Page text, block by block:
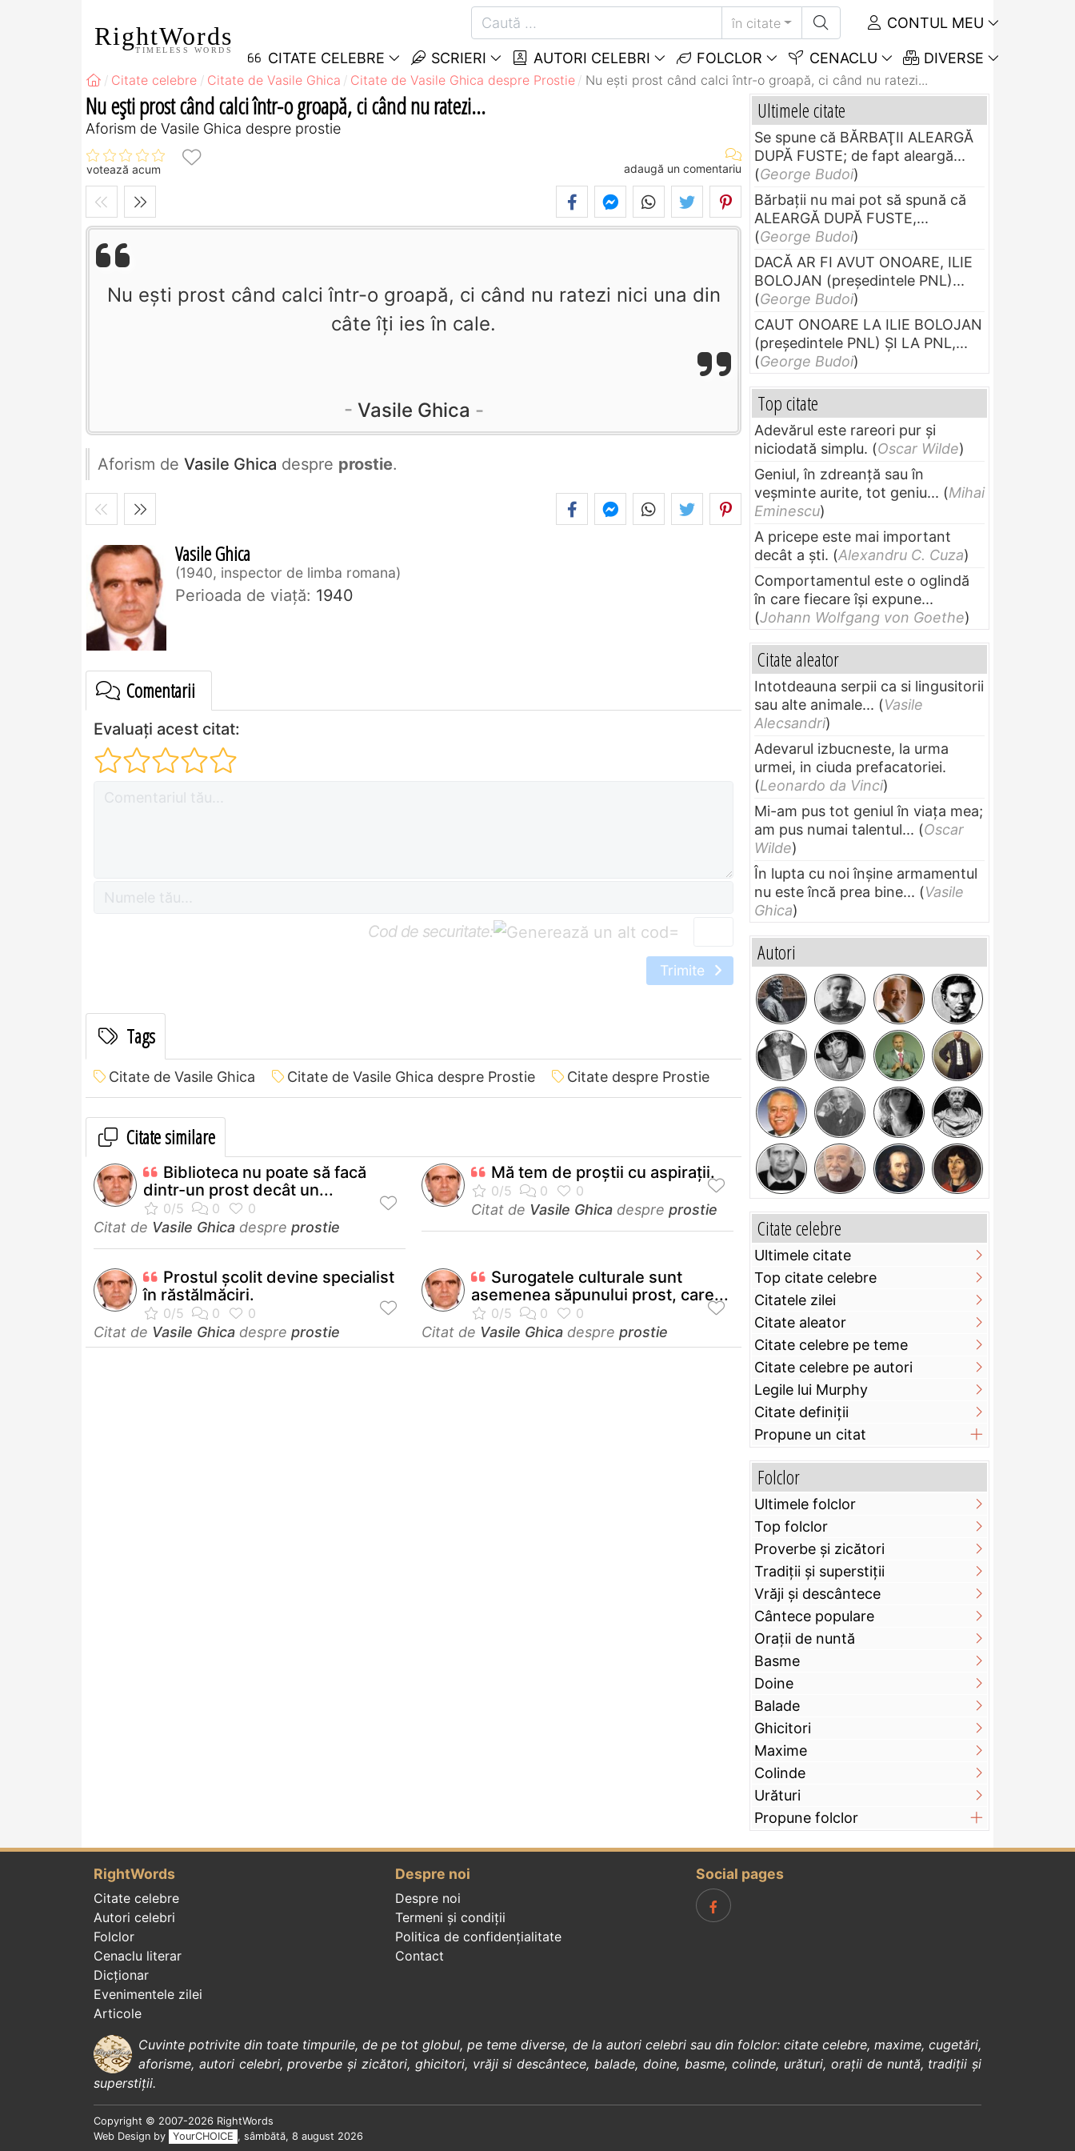
RightWords
TIMELESS WORDS
în citate CONTUL MEU
CITATE CELEBRE SCRIERI AUTORI CELEBRI FOLCLOR CENACLU DIVERSE
Citate celebre Citate de Vasile Ghica Citate de Vasile Ghica despre Prostie Nu eşti prost când calci într-o groapă, ci când nu ratezi...
Nu eşti prost când calci într-o groapă, ci când nu ratezi...
Aforism de Vasile Ghica despre prostie
votează acum adaugă un comentariu
Nu eşti prost când calci într-o groapă, ci când nu ratezi nici una din
câte îţi ies în cale.
Vasile Ghica
Aforism de Vasile Ghica despre prostie.
Vasile Ghica
1940, inspector de limba romana
Perioada de viaţă: 1940
Comentarii
Evaluați acest citat:
Cod de securitate: =
Trimite
Tags
Citate de Vasile Ghica Citate de Vasile Ghica despre Prostie Citate despre Prostie
Citate similare
Biblioteca nu poate să facă
dintr-un prost decât un...
Citat de Vasile Ghica despre prostie
Mă tem de proștii cu aspirații.
Citat de Vasile Ghica despre prostie
Prostul şcolit devine specialist
în răstălmăciri.
Citat de Vasile Ghica despre prostie
Surogatele culturale sunt
asemenea săpunului prost, care...
Citat de Vasile Ghica despre prostie
Ultimele citate
Se spune că BĂRBAŢII ALEARGĂ
DUPĂ FUSTE; de fapt aleargă...
(George Budoi)
Bărbaţii nu mai pot să spună că
ALEARGĂ DUPĂ FUSTE,...
(George Budoi)
DACĂ AR FI AVUT ONOARE, ILIE
BOLOJAN (preşedintele PNL)...
(George Budoi)
CAUT ONOARE LA ILIE BOLOJAN
(preşedintele PNL) ŞI LA PNL,...
(George Budoi)
Top citate
Adevărul este rareori pur și
niciodată simplu. (Oscar Wilde)
Geniul, în zdreanţă sau în
veşminte aurite, tot geniu... (Mihai
Eminescu)
A pricepe este mai important
decât a ști. (Alexandru C. Cuza)
Comportamentul este o oglindă
în care fiecare își expune...
(Johann Wolfgang von Goethe)
Citate aleator
Intotdeauna serpii ca si lingusitorii
sau alte animale... (Vasile
Alecsandri)
Adevarul izbucneste, la urma
urmei, in ciuda prefacatoriei.
(Leonardo da Vinci)
Mi-am pus tot geniul în viața mea;
am pus numai talentul... (Oscar
Wilde)
În lupta cu noi înșine armamentul
nu este încă prea bine... (Vasile
Ghica)
Autori
Citate celebre
Ultimele citate
Top citate celebre
Citatele zilei
Citate aleator
Citate celebre pe teme
Citate celebre pe autori
Legile lui Murphy
Citate definiţii
Propune un citat
Folclor
Ultimele folclor
Top folclor
Proverbe și zicători
Tradiții și superstiții
Vrăji și descântece
Cântece populare
Orații de nuntă
Basme
Doine
Balade
Ghicitori
Maxime
Colinde
Urături
Propune folclor
RightWords
Citate celebre
Autori celebri
Folclor
Cenaclu literar
Dicționar
Evenimentele zilei
Articole
Despre noi
Despre noi
Termeni și condiții
Politica de confidenţialitate
Contact
Social pages
Cuvinte potrivite din toate timpurile, de pe tot globul, pe teme diverse, de la autori celebrisau din folclor: citate celebre, maxime,cugetări,
aforisme, autori celebri,proverbe și zicători, ghicitori, vrăji si descântece, balade, doine, basme,colinde, urături, orații de nuntă, tradiții și
superstiții.
Copyright © 2007-2026 RightWords
Web Design by
YourCHOICE , sâmbătă, 8 august 2026